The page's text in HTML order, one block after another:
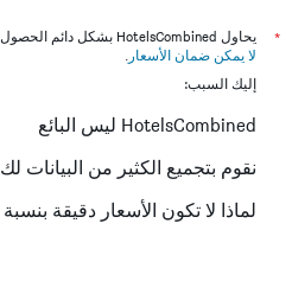
*
يحاول HotelsCombined بشكل دائم الحصول على الأسعار الدقيقة، ولكن
لا يمكن ضمان الأسعار .
إليك السبب:
HotelsCombined ليس البائع
نقوم بتجميع الكثير من البيانات لك
لماذا لا تكون الأسعار دقيقة بنسبة 100٪؟